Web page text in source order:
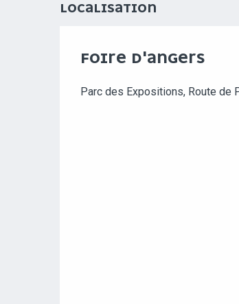
LOCALISATION
FOIRE D'ANGERS
Parc des Expositions, Route de